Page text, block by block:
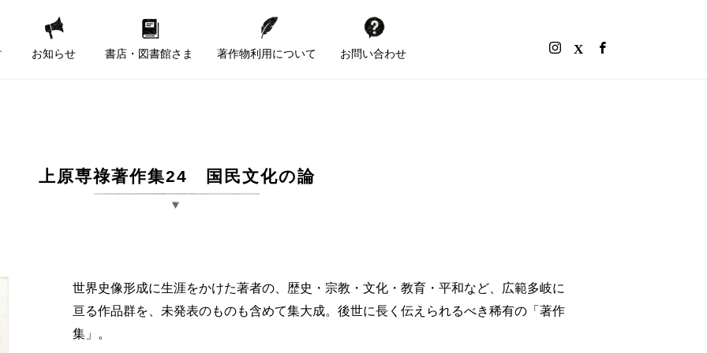
お知らせ 書店・図書館さま 著作物利用について お問い合わせ
上原専祿著作集24 国民文化の論
世界史像形成に生涯をかけた著者の、歴史・宗教・文化・教育・平和など、広範多岐に
亘る作品群を、未発表のものも含めて集大成。後世に長く伝えられるべき稀有の「著作
集」。